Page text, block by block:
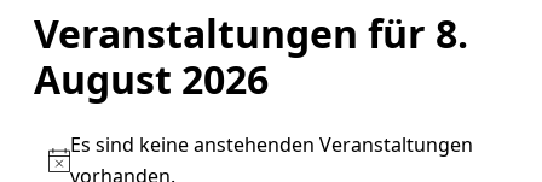
Veranstaltungen für 8.
August 2026
Hinweis
Es sind keine anstehenden Veranstaltungen
vorhanden.